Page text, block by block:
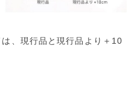
、現行品と現行品より＋10